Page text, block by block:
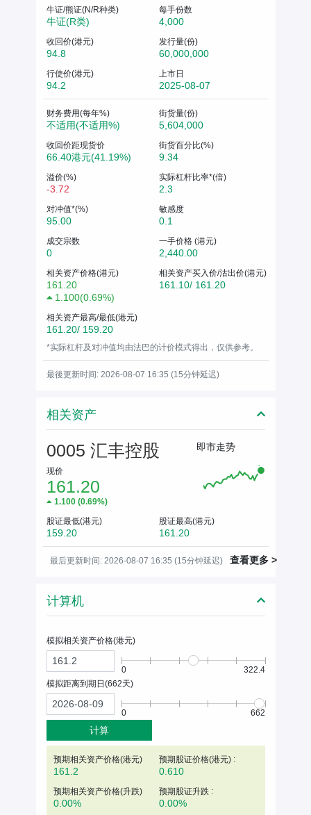
牛证/熊证(N/R种类)
牛证(R类)
每手份数
4,000
收回价(港元)
94.8
发行量(份)
60,000,000
行使价(港元)
94.2
上市日
2025-08-07
财务费用(每年%)
不适用(不适用%)
街货量(份)
5,604,000
收回价距现货价
66.40港元(41.19%)
街货百分比(%)
9.34
溢价(%)
-3.72
实际杠杆比率*(倍)
2.3
对冲值*(%)
95.00
敏感度
0.1
成交宗数
0
一手价格 (港元)
2,440.00
相关资产价格(港元)
161.20
1.100(0.69%)
相关资产买入价/沽出价(港元)
161.10/ 161.20
相关资产最高/最低(港元)
161.20/ 159.20
*实际杠杆及对冲值均由法巴的计价模式得出，仅供参考。
最後更新时间: 2026-08-07 16:35 (15分钟延迟)
相关资产
0005 汇丰控股
现价
161.20
1.100(0.69%)
即市走势
股证最低(港元)
159.20
股证最高(港元)
161.20
最后更新时间: 2026-08-07 16:35 (15分钟延迟) 查看更多 >
计算机
模拟相关资产价格(港元)
0
322.4
模拟距离到期日(662天)
0 662
计算
预期相关资产价格(港元)
161.2
预期股证价格(港元) :
0.610
预期相关资产价格(升跌)
0.00%
预期股证升跌 :
0.00%